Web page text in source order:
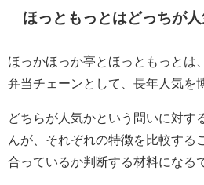
ほっともっとはどっちが人
ほっかほっか亭とほっともっとは
弁当チェーンとして、長年人気を
どちらが人気かという問いに対す
んが、それぞれの特徴を比較する
合っているか判断する材料になる